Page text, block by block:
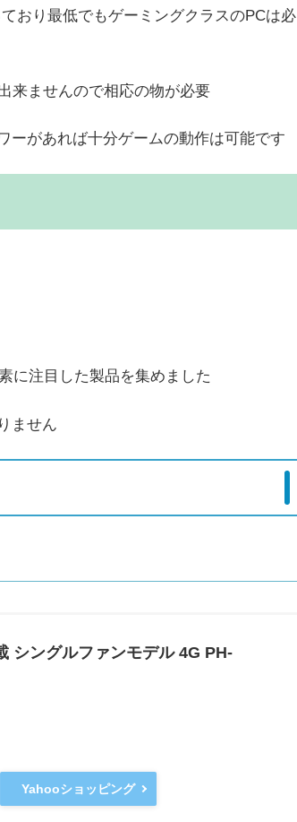
おり最低でもゲーミングクラスのPCは必
来ませんので相応の物が必要
ーがあれば十分ゲームの動作は可能です
に注目した製品を集めました
ません
シングルファンモデル 4G PH-
Yahooショッピング